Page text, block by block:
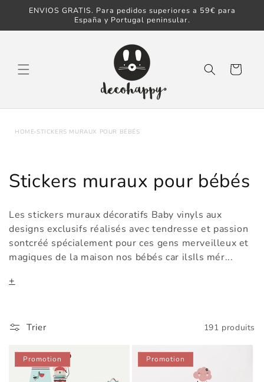
passer auENVIOS GRATIS. Para pedidos superiores a 59€ para
España y Portugal peninsular.
Panier
HOME› STICKERS MURAUX POUR BÉBÉS
C
o
l
l
e
t
o
Stickers muraux pour bébés
Les stickers muraux décoratifs Baby vinyls aux
designs exclusifs réalisés avec tendresse et passion
sontcréé spécialement pour ces gens merveilleux et
magiques de la maison nos bébés car ilsIls mér...
+
Trier 191 produits
Promotion Promotion